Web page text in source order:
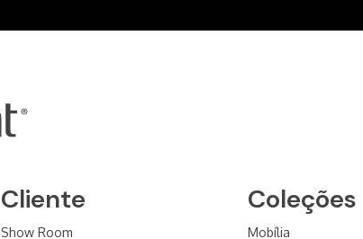
Cliente
Show Room
Coleções
Mobília